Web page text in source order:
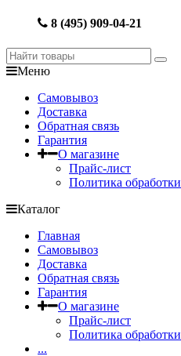
8 (495) 909-04-21
Меню
Самовывоз
Доставка
Обратная связь
Гарантия
О магазине
Прайс-лист
Политика
Каталог
Главная
Самовывоз
Доставка
Обратная связь
Гарантия
О магазине
Прайс-лист
Политика
...